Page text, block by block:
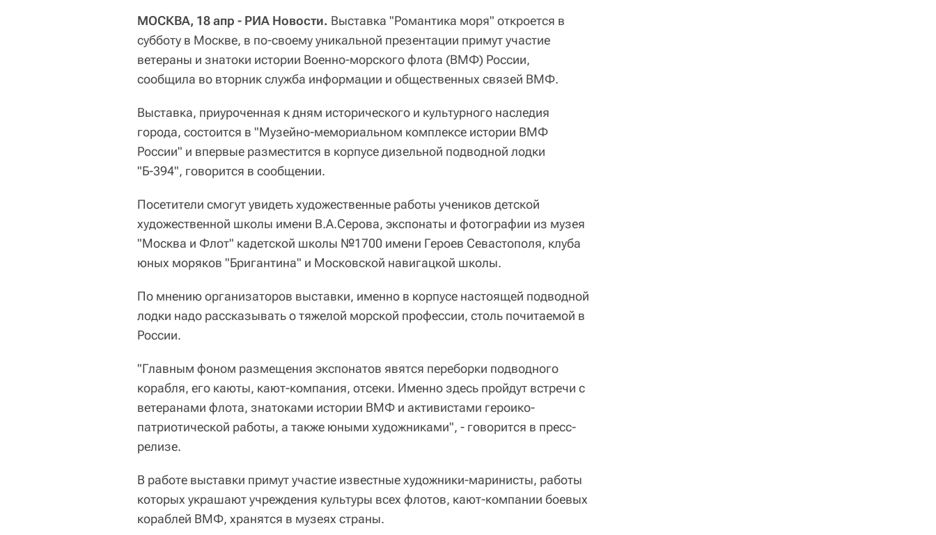
МОСКВА, 18 апр - РИА Новости. Выставка "Романтика моря" откроется в
субботу в Москве, в по-своему уникальной презентации примут участие
ветераны и знатоки истории Военно-морского флота (ВМФ) России,
сообщила во вторник служба информации и общественных связей ВМФ.
Выставка, приуроченная к дням исторического и культурного наследия
города, состоится в "Музейно-мемориальном комплексе истории ВМФ
России" и впервые разместится в корпусе дизельной подводной лодки
"Б-394", говорится в сообщении.
Посетители смогут увидеть художественные работы учеников детской
художественной школы имени В.А.Серова, экспонаты и фотографии из музея
"Москва и Флот" кадетской школы №1700 имени Героев Севастополя, клуба
юных моряков "Бригантина" и Московской навигацкой школы.
По мнению организаторов выставки, именно в корпусе настоящей подводной
лодки надо рассказывать о тяжелой морской профессии, столь почитаемой в
России.
"Главным фоном размещения экспонатов явятся переборки подводного
корабля, его каюты, кают-компания, отсеки. Именно здесь пройдут встречи с
ветеранами флота, знатоками истории ВМФ и активистами героико-
патриотической работы, а также юными художниками", - говорится в пресс-
релизе.
В работе выставки примут участие известные художники-маринисты, работы
которых украшают учреждения культуры всех флотов, кают-компании боевых
кораблей ВМФ, хранятся в музеях страны.